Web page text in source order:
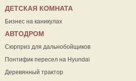
ДЕТСКАЯ КОМНАТА
Бизнес на каникулах
АВТОДРОМ
Сюрприз для дальнобойщиков
Понтифик пересел на Hyundai
Деревянный трактор